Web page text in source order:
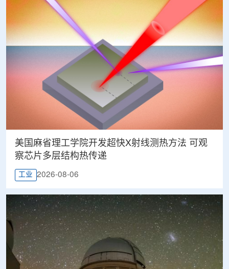
美国麻省理工学院开发超快X射线测热方法 可观
察芯片多层结构热传递
工业 2026-08-06